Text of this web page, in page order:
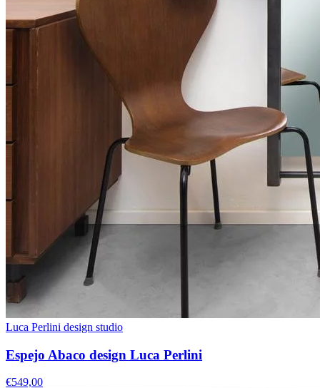
Luca Perlini design studio
Espejo Abaco design Luca Perlini
€549,00